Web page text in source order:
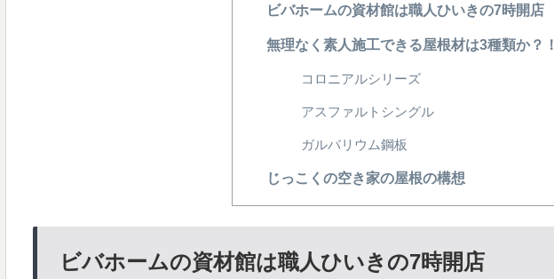
ビバホームの資材館は職人ひいきの7時開店
無理なく素人施工できる屋根材は3種類か？！
コロニアルシリーズ
アスファルトシングル
ガルバリウム鋼板
じっこくの空き家の屋根の構想
ビバホームの資材館は職人ひいきの7時開店